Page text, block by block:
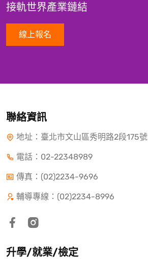
接軌世界產業鏈結
線上報名
聯絡資訊
地址：臺北市文山區秀明路2段175號
電話： 02-22348989
傳真：(02)2234-9696
輔導專線：(02)2234-8996
升學/就業/檢定